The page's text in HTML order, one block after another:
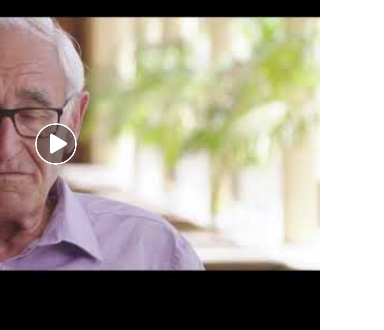
données personnelles sont traitées et conservées aussi longtemps que
pour atteindre l'objectif pour lequel elles ont été collectées. Si vous
savoir combien de temps vos données sont conservées dans un cas
vous pouvez nous contacter à informatieveiligheid@antwerpen.be.
expiration de la période de conservation, vos données personnelles sont
par la ville d'Anvers.
droits
au règlement (UE) 2016/679 du 27 avril 2016, également connu
le nom de Règlement Général sur la Protection des Données (RGPD), vous
le droit d'accès, de rectification et, le cas échéant, de suppression de vos
Pour exercer ces droits, veuillez
informatieveiligheid@antwerpen.be.